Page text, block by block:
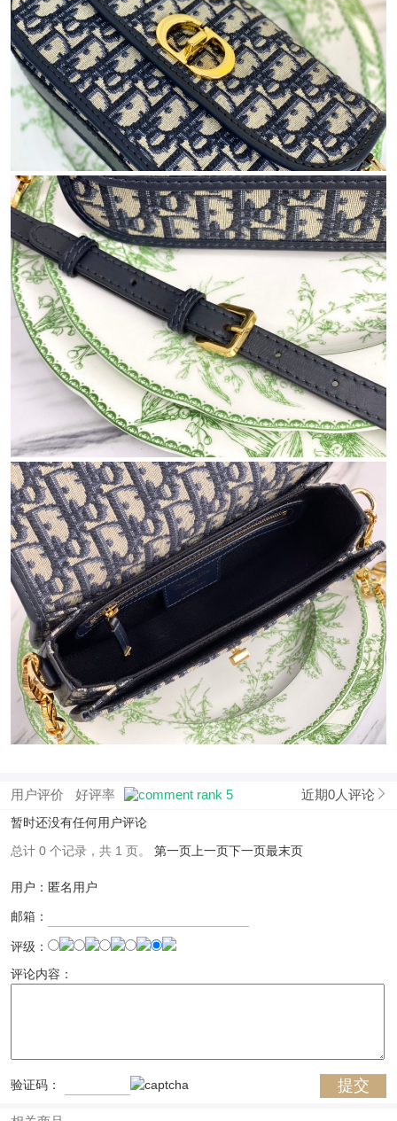
用户评价 好评率 近期0人评论
暂时还没有任何用户评论
总计 0 个记录，共 1 页。 第一页 上一页下一页最末页
用户：匿名用户
邮箱：
评级：
评论内容：
验证码：